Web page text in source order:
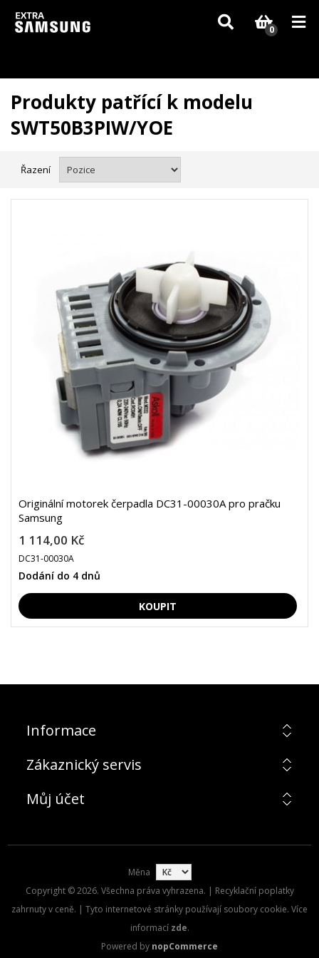
Vzhledem k aktuální situaci se může dodání dílů, které nejsou skladem,
zpozdit. Děkujeme za pochopení.
0
Produkty patřící k modelu
SWT50B3PIW/YOE
Řazení
Originální motorek čerpadla DC31-00030A pro pračku
Samsung
1 114,00 Kč
DC31-00030A
Dodání do 4 dnů
Informace
Zákaznický servis
Můj účet
Měna
Copyright © 2026. Všechna práva vyhrazena. | Recyklační poplatky
zahrnuty v ceně. | Tyto internetové stránky používají soubory cookie. Více
informací zde.
Powered by nopCommerce